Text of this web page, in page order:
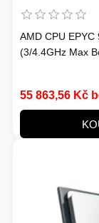
AMD CPU
(3/4.4GHz Max
55 863,56 Kč